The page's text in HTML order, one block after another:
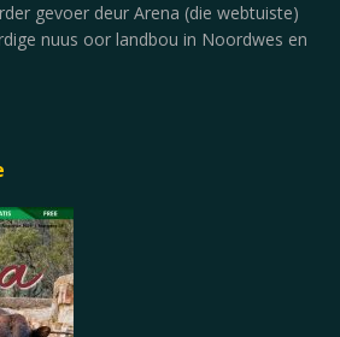
gevoer deur Arena (die webtuiste)
nuus oor landbou in Noordwes en